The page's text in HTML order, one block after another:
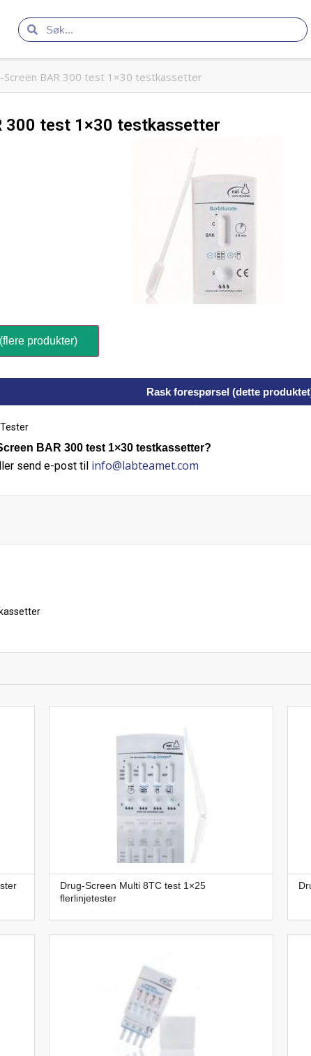
Screen BAR 300 test 1×30 testkassetter
300 test 1×30 testkassetter
produkter)
Rask forespørsel (dette
Tester
BAR 300 test 1×30 testkassetter?
send e-post til info@labteamet.com
Drug-Screen Multi 8TC test 1×25
flerlinjetester